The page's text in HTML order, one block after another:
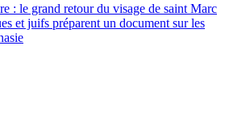
: le grand retour du visage de saint Marc
et juifs préparent un document sur les